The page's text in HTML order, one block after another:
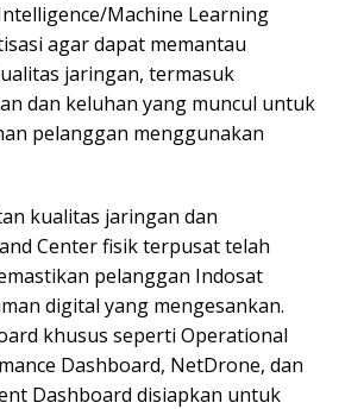
Machine Learning
agar dapat memantau
jaringan, termasuk
dan keluhan yang muncul untuk
pelanggan menggunakan
kualitas jaringan dan
Center fisik terpusat telah
pelanggan Indosat
digital yang mengesankan.
khusus seperti Operational
Dashboard, NetDrone, dan
Dashboard disiapkan untuk